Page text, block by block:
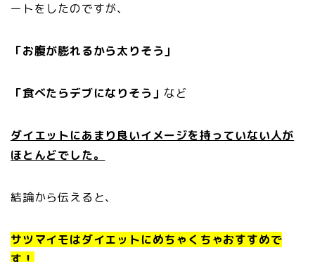
ートをしたのですが、
「お腹が膨れるから太りそう」
「食べたらデブになりそう」 など
ダイエットにあまり良いイメージを持っていない人が
ほとんどでした。
結論から伝えると、
サツマイモはダイエットにめちゃくちゃおすすめで